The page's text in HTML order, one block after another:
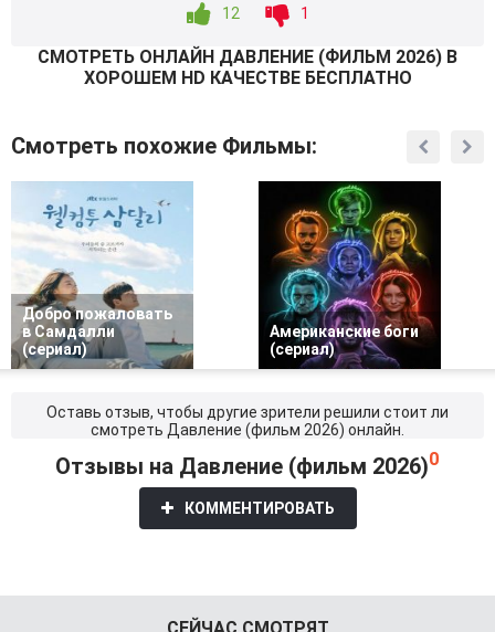
12 1
СМОТРEТЬ ОНЛАЙН ДАВЛЕНИЕ (ФИЛЬМ 2026) В
ХОРОШЕМ HD КАЧЕСТВЕ БЕСПЛАТНО
Смотреть похожие Фильмы:
Добро пожаловать
в Самдалли
(сериал)
Американские боги
(сериал)
Оставь отзыв, чтобы другие зрители решили стоит ли
смотреть Давление (фильм 2026) онлайн.
Отзывы на Давление (фильм 2026)0
КОММЕНТИРОВАТЬ
СЕЙЧАС СМОТРЯТ